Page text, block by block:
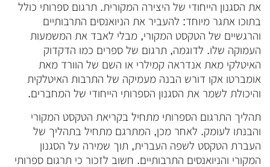
את הסגנון הייחודי של היצירה המקורית. תרגום ספרותי כולל
בתוכו אתגר מיוחד: להעביר את הניואנסים התרבותיים
והרגשיים של הטקסט המקורי, מבלי לאבד את המשמעות
העמוקה שלו. לדוגמה, תרגום של ספרים כמו הדקדוק
האיטלקי מאת אנדראה קמילרי או השם של הוורד מאת
אומברטו אקו דורש הבנה מעמיקה של התרבות האיטלקית
והיכולת לשמר את הסגנון הספרותי הייחודי של המחברים.
תהליך התרגום הספרותי מתחיל בקריאת הטקסט המקורי
והבנתו לעומק. לאחר מכן, המתרגם מתחיל בתהליך של
העברת הטקסט לשפה העברית, תוך שמירה על הסגנון
המקורי והניואנסים התרבותיים. חשוב לזכור כי תרגום ספרותי